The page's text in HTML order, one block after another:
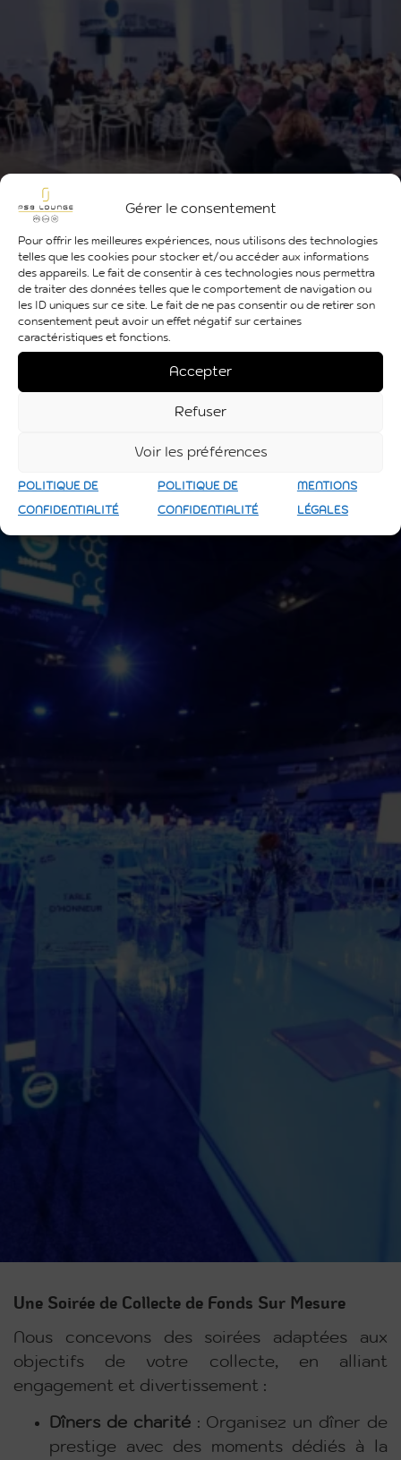
Gérer le consentement
Pour offrir les meilleures expériences, nous utilisons des technologies
telles que les cookies pour stocker et/ou accéder aux informations
des appareils. Le fait de consentir à ces technologies nous permettra
de traiter des données telles que le comportement de navigation ou
les ID uniques sur ce site. Le fait de ne pas consentir ou de retirer son
consentement peut avoir un effet négatif sur certaines
caractéristiques et fonctions.
Accepter
Refuser
Voir les préférences
POLITIQUE DE
CONFIDENTIALITÉ
POLITIQUE DE
CONFIDENTIALITÉ
MENTIONS
LÉGALES
Une Soirée de Collecte de Fonds Sur Mesure
Nous concevons des soirées adaptées aux
objectifs de votre collecte, en alliant
engagement et divertissement :
Dîners de charité: Organisez un dîner de
prestige avec des moments dédiés à la